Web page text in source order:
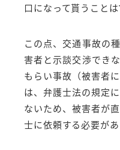
口になって貰うこと
この点、交通事故の
害者と示談交渉でき
もらい事故（被害者
は、弁護士法の規定
ないため、被害者が
士に依頼する必要があ